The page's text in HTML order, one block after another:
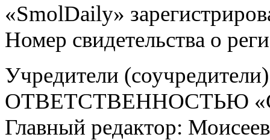
«SmolDaily»
Номер свидетельства о
Учредители
ОТВЕТСТВЕННОСТЬЮ
Главный редактор: